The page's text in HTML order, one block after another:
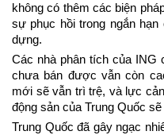
không có thêm các biện
sự phục hồi trong ngắn
dựng.
Các nhà phân tích của ING
chưa bán được vẫn còn
mới sẽ vẫn trì trệ, và lực
động sản của Trung Quốc sẽ
Trung Quốc đã gây ngạc